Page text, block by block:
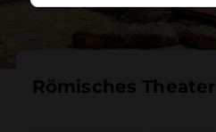
Römisches Theater